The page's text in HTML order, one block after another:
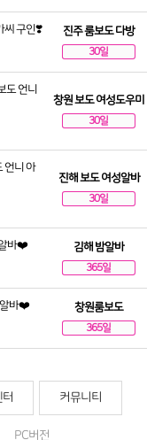
씨 구인❣️
진주 룸보도 다방
30일
도 언니
창원 보도 여성도우미
30일
언니 아
진해 보도 여성알바
30일
바❤️
김해 밤알바
365일
알바❤️
창원룸보도
365일
커뮤니티
PC버전